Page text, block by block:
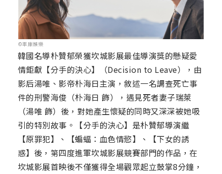
©車庫娛樂
韓國名導朴贊郁榮獲坎城影展最佳導演獎的懸疑愛
情鉅獻【分手的決心】（Decision to Leave），由
影后湯唯、影帝朴海日主演，敘述一名調查死亡事
件的刑警海俊（朴海日 飾），遇見死者妻子瑞萊
（湯唯 飾）後，對她產生懷疑的同時又深深被她吸
引的特別故事。【分手的決心】是朴贊郁導演繼
【原罪犯】、【蝙蝠：血色情慾】、【下女的誘
惑】後，第四度進軍坎城影展競賽部門的作品，在
坎城影展首映後不僅獲得全場觀眾起立鼓掌8分鐘，